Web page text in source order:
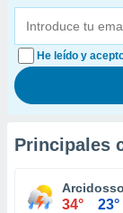
He leído y
Principales
Arcidosso
34° 23°